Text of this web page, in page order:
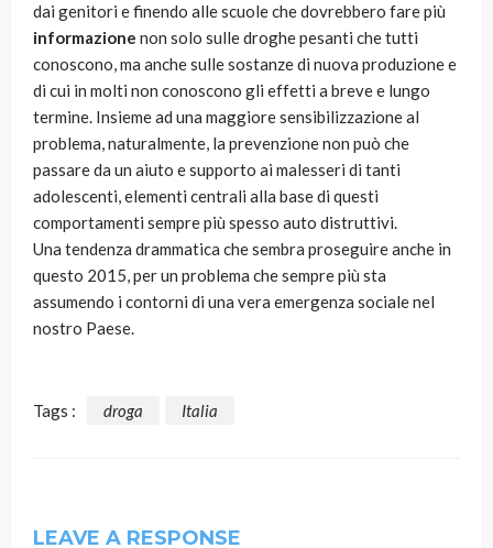
dai genitori e finendo alle scuole che dovrebbero fare più
informazione non solo sulle droghe pesanti che tutti
conoscono, ma anche sulle sostanze di nuova produzione e
di cui in molti non conoscono gli effetti a breve e lungo
termine. Insieme ad una maggiore sensibilizzazione al
problema, naturalmente, la prevenzione non può che
passare da un aiuto e supporto ai malesseri di tanti
adolescenti, elementi centrali alla base di questi
comportamenti sempre più spesso auto distruttivi.
Una tendenza drammatica che sembra proseguire anche in
questo 2015, per un problema che sempre più sta
assumendo i contorni di una vera emergenza sociale nel
nostro Paese.
Tags : droga Italia
LEAVE A RESPONSE